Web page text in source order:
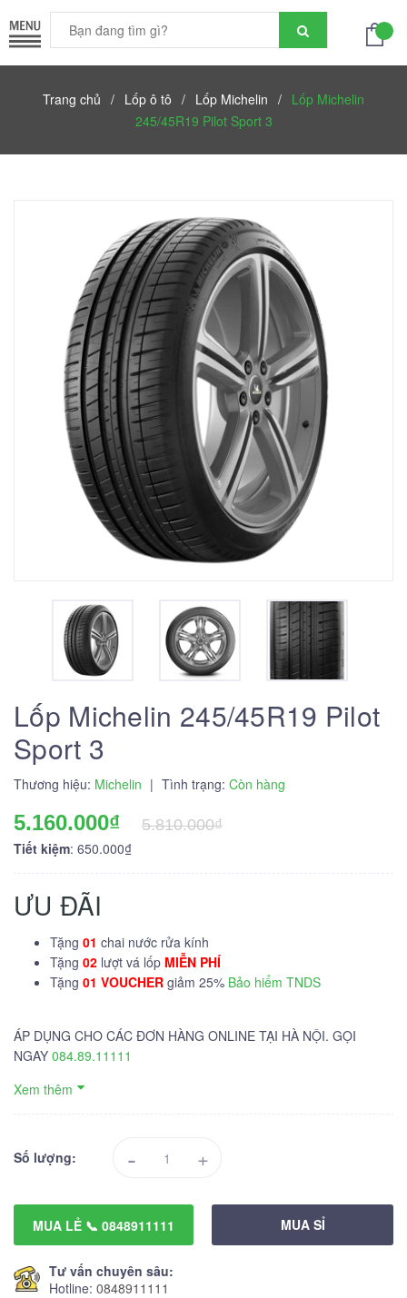
Trang chủ / Lốp ô tô / Lốp Michelin / Lốp Michelin
245/45R19 Pilot Sport 3
Lốp Michelin 245/45R19 Pilot
Sport 3
Thương hiệu: Michelin | Tình trạng: Còn hàng
5.160.000₫
5.810.000₫
Tiết kiệm: 650.000₫
ƯU ĐÃI
Tặng 01 chai nước rửa kính
Tặng 02 lượt vá lốp MIỄN PHÍ
Tặng 01 VOUCHER giảm 25% Bảo hiểm TNDS
ÁP DỤNG CHO CÁC ĐƠN HÀNG ONLINE TẠI HÀ NỘI. GỌI
NGAY 084.89.11111
Xem thêm
Số lượng: - +
MUA LẺ 📞 0848911111 MUA SỈ
Tư vấn chuyên sâu:
Hotline: 0848911111